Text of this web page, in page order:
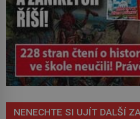
NENECHTE SI UJÍT DALŠÍ